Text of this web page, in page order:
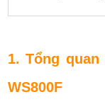
1. Tổng
WS800F